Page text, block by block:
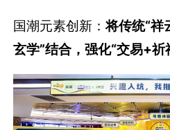
国潮元素创新：将传统“祥
玄学”结合，强化“交易+祈